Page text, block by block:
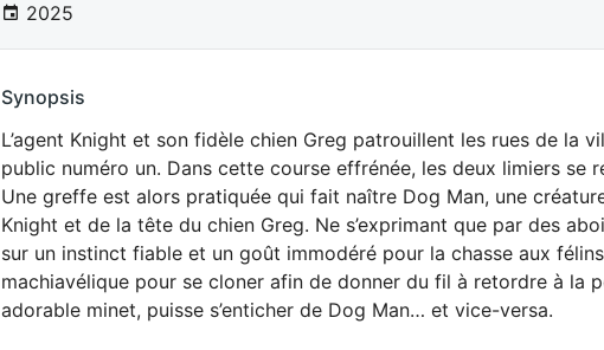
2025
Synopsis
L’agent Knight et son fidèle chien Greg patrouillent les rues de la
public numéro un. Dans cette course effrénée, les deux limiers se
Une greffe est alors pratiquée qui fait naître Dog Man, une
Knight et de la tête du chien Greg. Ne s’exprimant que par des
sur un instinct fiable et un goût immodéré pour la chasse aux
machiavélique pour se cloner afin de donner du fil à retordre à la
adorable minet, puisse s’enticher de Dog Man… et vice-versa.